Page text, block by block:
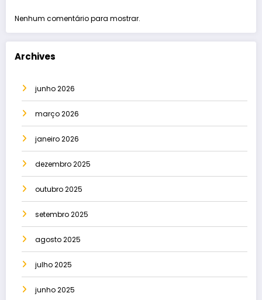
Nenhum comentário para mostrar.
Archives
junho 2026
março 2026
janeiro 2026
dezembro 2025
outubro 2025
setembro 2025
agosto 2025
julho 2025
junho 2025